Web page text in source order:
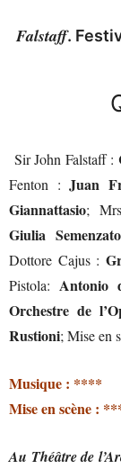
Falstaff.
Sir John Falstaff :
Fenton :Juan
Giannattasio;
Giulia Semenzato
Dottore Cajus :
Pistola: Antonio
Orchestre de
Rustioni; Mise en
Musique : ****
Mise en scène :
Au Théâtre de